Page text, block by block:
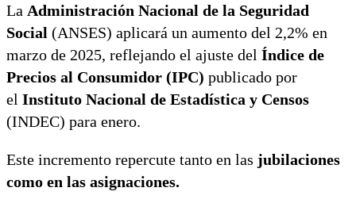
La Administración Nacional de la Seguridad
Social (ANSES) aplicará un aumento del 2,2% en
marzo de 2025, reflejando el ajuste del Índice de
Precios al Consumidor (IPC) publicado por
el Instituto Nacional de Estadística y Censos
(INDEC) para enero.
Este incremento repercute tanto en las jubilaciones
como en las asignaciones.